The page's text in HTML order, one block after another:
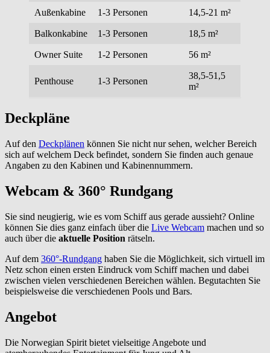
Außenkabine 1-3 Personen 14,5-21 m²
Balkonkabine 1-3 Personen 18,5 m²
Owner Suite 1-2 Personen 56 m²
Penthouse 1-3 Personen
38,5-51,5
m²
Deckpläne
Auf den Deckplänen können Sie nicht nur sehen, welcher Bereich
sich auf welchem Deck befindet, sondern Sie finden auch genaue
Angaben zu den Kabinen und Kabinennummern.
Webcam & 360° Rundgang
Sie sind neugierig, wie es vom Schiff aus gerade aussieht? Online
können Sie dies ganz einfach über die Live Webcam machen und so
auch über die aktuelle Position rätseln.
Auf dem 360°-Rundgang haben Sie die Möglichkeit, sich virtuell im
Netz schon einen ersten Eindruck vom Schiff machen und dabei
zwischen vielen verschiedenen Bereichen wählen. Begutachten Sie
beispielsweise die verschiedenen Pools und Bars.
Angebot
Die Norwegian Spirit bietet vielseitige Angebote und